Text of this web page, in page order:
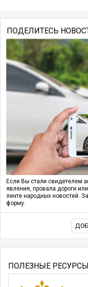
ПОДЕЛИТЕСЬ
Если Вы стали свидетелем
явления, провала дороги
ленте народных новостей.
форму.
ПОЛЕЗНЫЕ РЕСУРСЫ